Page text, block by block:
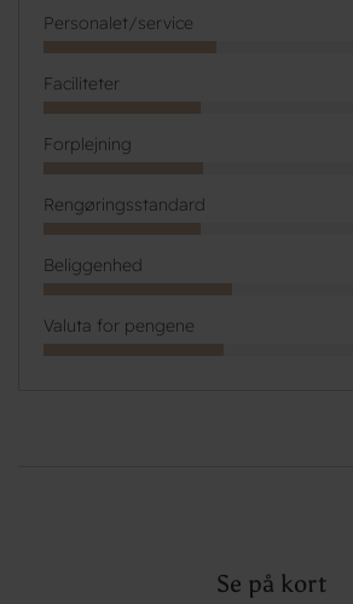
Personalet/service
Faciliteter
Forplejning
Rengøringsstandard
Beliggenhed
Valuta for pengene
Se på kort